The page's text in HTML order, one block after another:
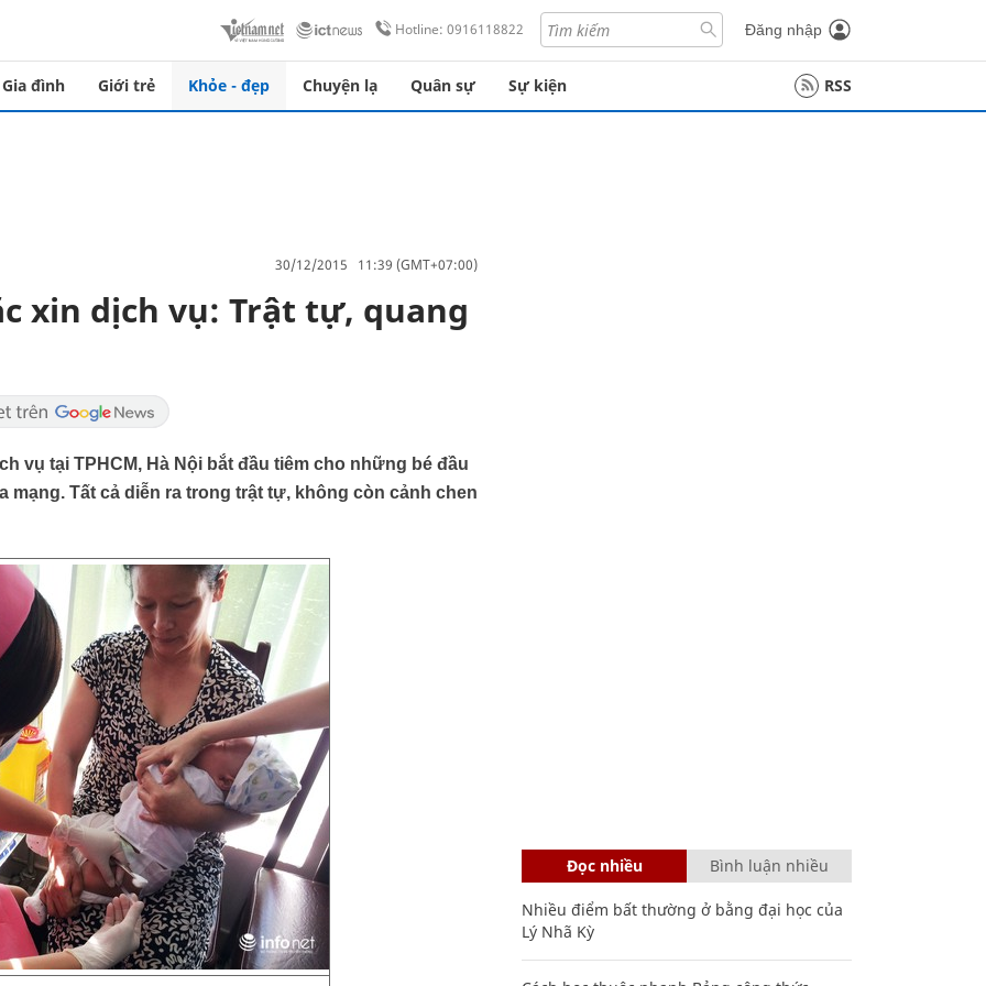
Hotline: 0916118822 Đăng nhập
Gia đình Giới trẻ Khỏe - đẹp Chuyện lạ Quân sự Sự kiện RSS
30/12/2015 11:39 (GMT+07:00)
xin dịch vụ: Trật tự, quang
vụ tại TPHCM, Hà Nội bắt đầu tiêm cho những bé đầu
mạng. Tất cả diễn ra trong trật tự, không còn cảnh chen
Đọc nhiều Bình luận nhiều
Nhiều điểm bất thường ở bằng đại học của
Lý Nhã Kỳ